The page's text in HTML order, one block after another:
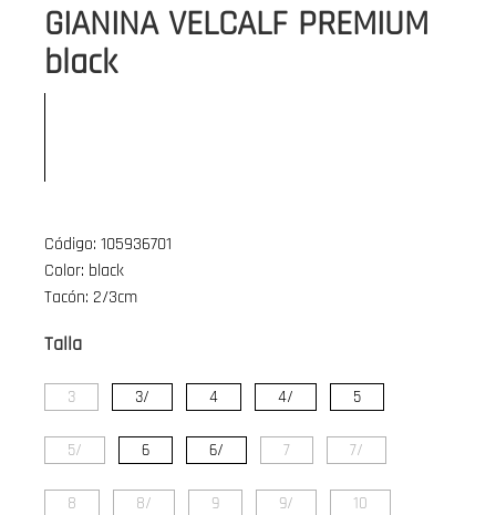
GIANINA VELCALF PREMIUM
black
Código: 105936701
Color: black
Tacón: 2/3cm
Talla
3 3/ 4 4/ 5
5/ 6 6/ 7 7/
8 8/ 9 9/ 10